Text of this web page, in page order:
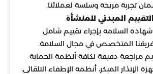
تجربة مريحة وسلسة لعملائنا.
المبدئي للمنشأة
السلامة بإجراء تقييم شامل
المتخصص في مجال السلامة.
مراجعة دقيقة لكافة أنظمة الحماية
الإنذار المبكر، أنظمة الإطفاء التلقائي،